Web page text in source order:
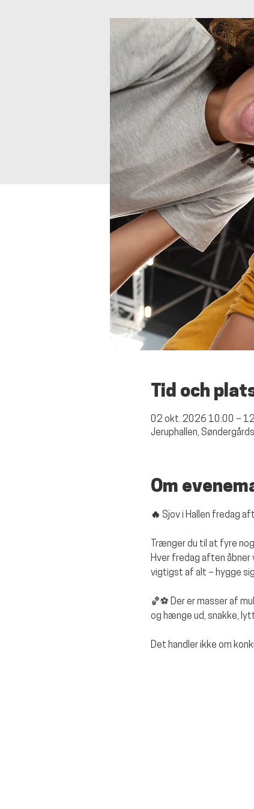
Tid och
02 okt. 2026 10:00 –
Jeruphallen,
Om
🔥 Sjov i Hallen fredag
Trænger du til at fyre
Hver fredag aften åbner
vigtigst af alt – hygge
🏀⚽ Der er masser af
og hænge ud, snakke,
Det handler ikke om